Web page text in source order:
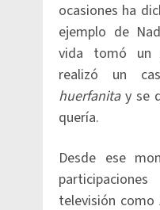
ocasiones ha
ejemplo de
vida tomó un
realizó un
huerfanita y se
quería.
Desde ese
televisión como